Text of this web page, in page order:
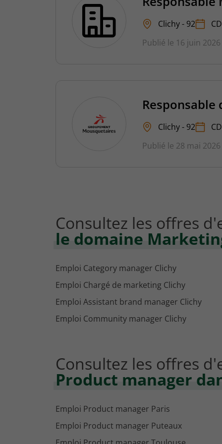
Clichy - 92
Publié le 16 juin 2026
Responsable
Clichy - 92
Publié le 28 mai 2026
Consultez les offres
le domaine
Emploi Category manager Clichy
Emploi Chargé de marketing Clichy
Emploi Assistant brand manager Clichy
Emploi Community manager Clichy
Consultez les offres
Product manager
Emploi Product manager Paris
Emploi Product manager Puteaux